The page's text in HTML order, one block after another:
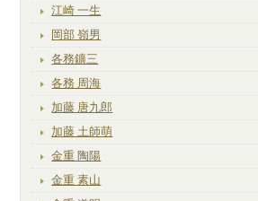
江崎 一生
岡部 嶺男
各務鑛三
各務 周海
加藤 唐九郎
加藤 土師萌
金重 陶陽
金重 素山